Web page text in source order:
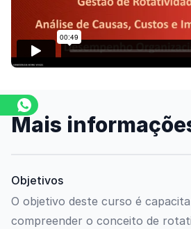
Mais
Objetivos
O objetivo deste curso é
compreender o conceito de